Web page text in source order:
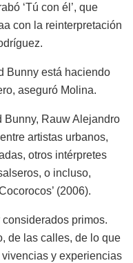
‘Tú con él’, que
con la reinterpretación
Bunny está haciendo
aseguró Molina.
Bunny, Rauw Alejandro
artistas urbanos,
otros intérpretes
o incluso,
(2006).
primos.
de las calles, de lo que
y experiencias